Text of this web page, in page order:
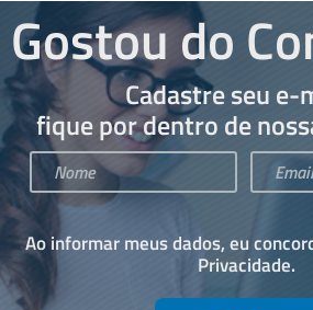
Gostou do
Cadastre seu e-
fique por dentro de
Ao informar meus dados, eu
Privacidade.